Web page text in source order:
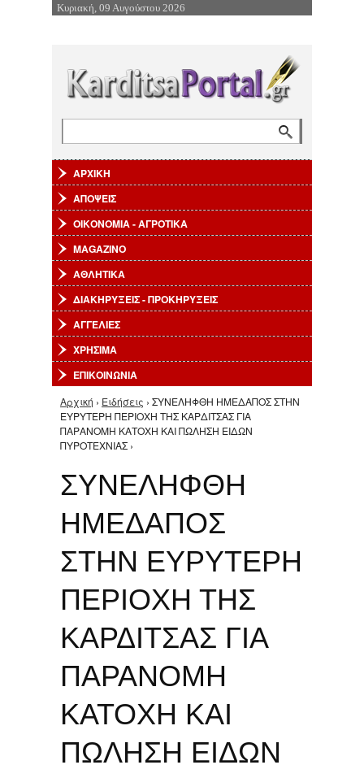
Επιστροφή στην Πλοήγηση
Κυριακή, 09 Αυγούστου 2026
ΑΡΧΙΚΗ
ΑΠΟΨΕΙΣ
ΟΙΚΟΝΟΜΙΑ - ΑΓΡΟΤΙΚΑ
MAGAZINO
ΑΘΛΗΤΙΚΑ
ΔΙΑΚΗΡΥΞΕΙΣ - ΠΡΟΚΗΡΥΞΕΙΣ
ΑΓΓΕΛΙΕΣ
ΧΡΗΣΙΜΑ
ΕΠΙΚΟΙΝΩΝΙΑ
Είστε εδώ
Αρχική › Ειδήσεις › ΣΥΝΕΛΗΦΘΗ ΗΜΕΔΑΠΟΣ ΣΤΗΝ
ΕΥΡΥΤΕΡΗ ΠΕΡΙΟΧΗ ΤΗΣ ΚΑΡΔΙΤΣΑΣ ΓΙΑ
ΠΑΡΑΝΟΜΗ ΚΑΤΟΧΗ ΚΑΙ ΠΩΛΗΣΗ ΕΙΔΩΝ
ΠΥΡΟΤΕΧΝΙΑΣ ›
ΣΥΝΕΛΗΦΘΗ
ΗΜΕΔΑΠΟΣ
ΣΤΗΝ ΕΥΡΥΤΕΡΗ
ΠΕΡΙΟΧΗ ΤΗΣ
ΚΑΡΔΙΤΣΑΣ ΓΙΑ
ΠΑΡΑΝΟΜΗ
ΚΑΤΟΧΗ ΚΑΙ
ΠΩΛΗΣΗ ΕΙΔΩΝ